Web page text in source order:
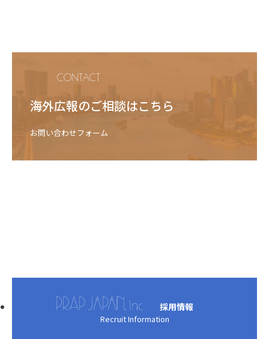
CONTACT
海外広報のご相談はこちら
お問い合わせフォーム
採用情報
Recruit Information